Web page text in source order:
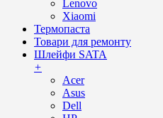
Lenovo
Xiaomi
Термопаста
Товари для ремонту
Шлейфи SATA
+
Acer
Asus
Dell